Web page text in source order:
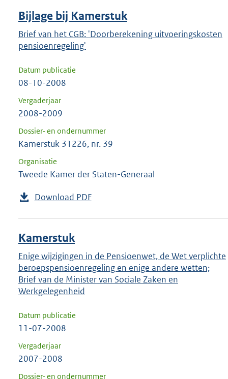
Bijlage bij Kamerstuk
Brief van het CGB: 'Doorberekening uitvoeringskosten
pensioenregeling'
Datum publicatie
08-10-2008
Vergaderjaar
2008-2009
Dossier- en ondernummer
Kamerstuk 31226, nr. 39
Organisatie
Tweede Kamer der Staten-Generaal
Download PDF
Kamerstuk
Enige wijzigingen in de Pensioenwet, de Wet verplichte
beroepspensioenregeling en enige andere wetten;
Brief van de Minister van Sociale Zaken en
Werkgelegenheid
Datum publicatie
11-07-2008
Vergaderjaar
2007-2008
Dossier- en ondernummer